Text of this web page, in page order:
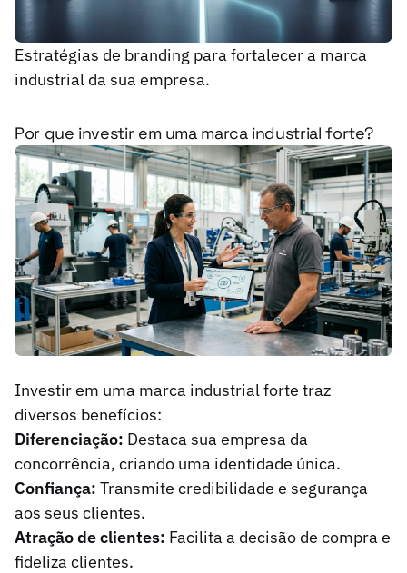
Estratégias de branding para fortalecer a marca
industrial da sua empresa.
Por que investir em uma marca industrial forte?
Investir em uma marca industrial forte traz
diversos benefícios:
Diferenciação: Destaca sua empresa da
concorrência, criando uma identidade única.
Confiança: Transmite credibilidade e segurança
aos seus clientes.
Atração de clientes: Facilita a decisão de compra e
fideliza clientes.